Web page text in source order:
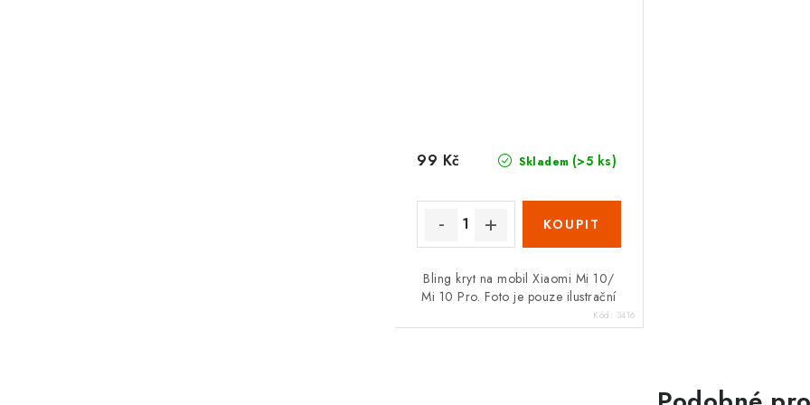
Skladem (>5 ks)
99 Kč
Bling kryt na mobil Xiaomi Mi 10/
Mi 10 Pro. Foto je pouze ilustrační
Kód: 3416